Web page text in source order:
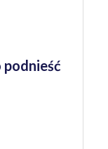
podnieść